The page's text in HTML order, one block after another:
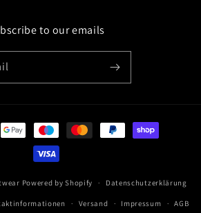
to our emails
Powered by Shopify Datenschutzerklärung
Versand Impressum AGB